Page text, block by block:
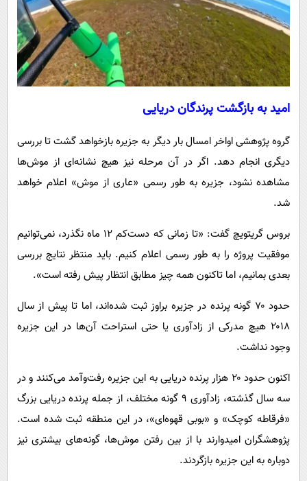
امید به بازگشت پرندگان دریایی
گروه پژوهشی اواخر امسال بار دیگر به جزیره بازخواهد گشت تا بررسی
دیگری انجام دهد. اگر در آن مرحله نیز هیچ نشانه‌ای از موش‌ها
مشاهده نشود، جزیره به طور رسمی «عاری از موش» اعلام خواهد
شد.
بروس گریتویچ گفت: «تا زمانی که دست‌کم ۱۲ ماه نگذرد، نمی‌توانیم
موفقیت پروژه را به طور رسمی اعلام کنیم. باید منتظر نتایج بررسی
بعدی بمانیم، اما تاکنون همه چیز مطابق انتظار پیش رفته است».
حدود ۷۰ گونه پرنده در جزیره براوز ثبت شده‌اند، اما تا پیش از سال
۲۰۱۸ هیچ مدرکی از زادآوری یا حتی استراحت آن‌ها در این جزیره
وجود نداشت.
اکنون حدود ۲۰ هزار پرنده دریایی به این جزیره رفت‌وآمد می‌کنند و در
سه سال گذشته، زادآوری ۹ گونه مختلف، از جمله پرنده دریایی بزرگ
«فرقاطه کوچک» و «بوبی قهوه‌ای»، در این منطقه ثبت شده است.
پژوهشگران امیدوارند با از بین رفتن موش‌ها، گونه‌های بیشتری نیز
دوباره به این جزیره بازگردند.